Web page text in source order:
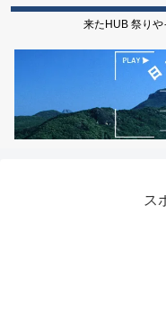
来たHUB 祭りや
ス